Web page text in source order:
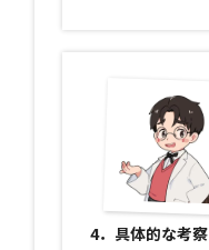
4．具体的な考察